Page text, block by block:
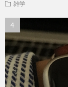
雑学